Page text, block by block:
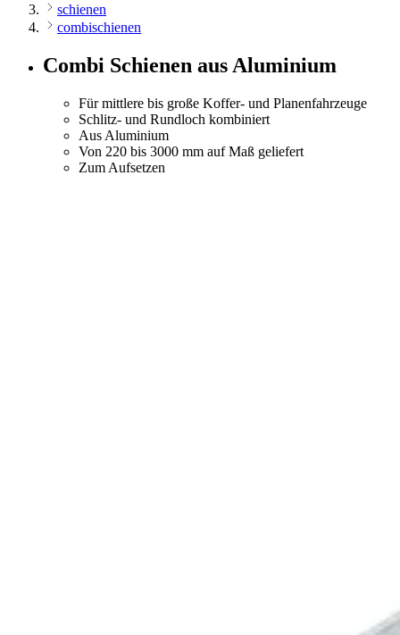
schienen
combischienen
Combi Schienen aus Aluminium
Für mittlere bis große Koffer- und Planenfahrzeuge
Schlitz- und Rundloch kombiniert
Aus Aluminium
Von 220 bis 3000 mm auf Maß geliefert
Zum Aufsetzen